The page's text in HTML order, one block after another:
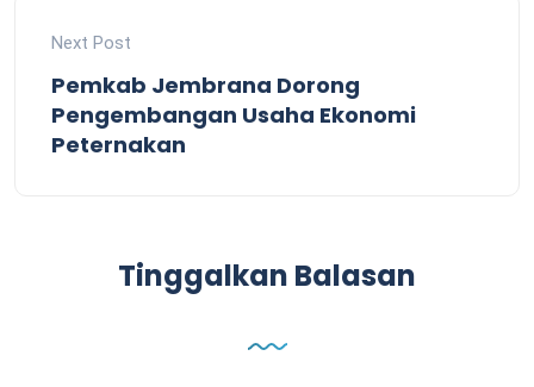
Next Post
Pemkab Jembrana Dorong
Pengembangan Usaha Ekonomi
Peternakan
Tinggalkan Balasan